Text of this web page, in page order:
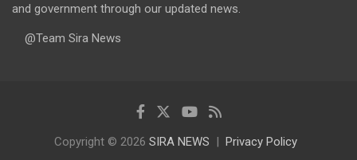
and government through our updated news.
@Team Sira News
Copyright © 2026 SIRA NEWS Privacy Policy